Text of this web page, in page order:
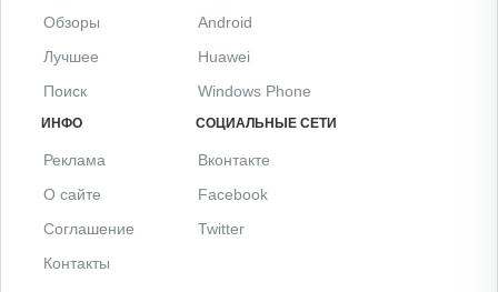
Обзоры
Лучшее
Поиск
Android
Huawei
Windows Phone
ИНФО
Реклама
О сайте
Соглашение
Контакты
СОЦИАЛЬНЫЕ СЕТИ
Вконтакте
Facebook
Twitter